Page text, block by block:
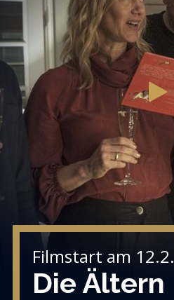
Filmstart am 12.2.
Die Ältern